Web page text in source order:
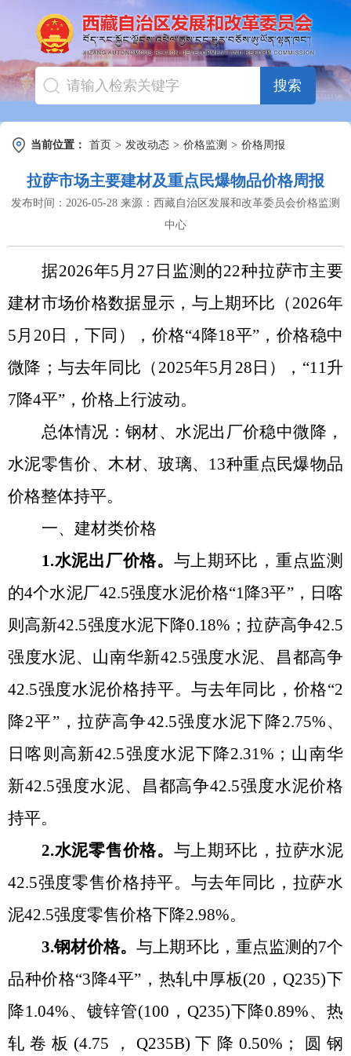
搜索
当前位置： 首页 > 发改动态 > 价格监测 > 价格周报
拉萨市场主要建材及重点民爆物品价格周报
发布时间： 2026-05-28 来源： 西藏自治区发展和改革委员会价格监测
中心
据2026年5月27日 监测的22种拉萨市主要
建材市场价格数据显示，与上期环比（ 2026年
5月20日
，下同），价格“4降18平”， 价格稳中
微降 ；与去年同比（ 2025年5月28日 ）， “11升
7降4平” ，价格上行波动。
总体情况：钢材、水泥出厂价稳中微降，
水泥零售价、木材、玻璃、 13种重点民爆物品
价格整体持平。
一、建材类价格
1.水泥出厂价格。 与上期环比，重点监测
的4个水泥厂42.5强度水泥价格“1降3平”，日喀
则高新42.5强度水泥下降0.18%；拉萨高争42.5
强度水泥、山南华新42.5强度水泥、昌都高争
42.5强度水泥价格持平。与去年同比，价格“2
降2平”，拉萨高争42.5强度水泥下降2.75%、
日喀则高新42.5强度水泥下降2.31%；山南华
新42.5强度水泥、昌都高争42.5强度水泥价格
持平。
2.水泥零售价格。 与上期环比，拉萨水泥
42.5强度零售价格持平。 与去年同比，拉萨水
泥42.5强度零售价格下降2.98%。
3.钢材价格。与上期环比，重点监测的7个
品种价格“3降4平”，热轧中厚板(20，Q235)下
降1.04%、镀锌管(100，Q235)下降0.89%、热
轧卷板(4.75，Q235B)下降0.50%；圆钢